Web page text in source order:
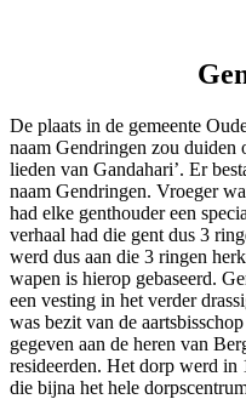
De plaats in de gemeente
naam Gendringen zou duiden
lieden van Gandahari’. Er
naam Gendringen. Vroeger
had elke genthouder een
verhaal had die gent dus 3
werd dus aan die 3 ringen
wapen is hierop gebaseerd.
een vesting in het verder
was bezit van de
gegeven aan de heren van
resideerden. Het dorp werd in
die bijna het hele